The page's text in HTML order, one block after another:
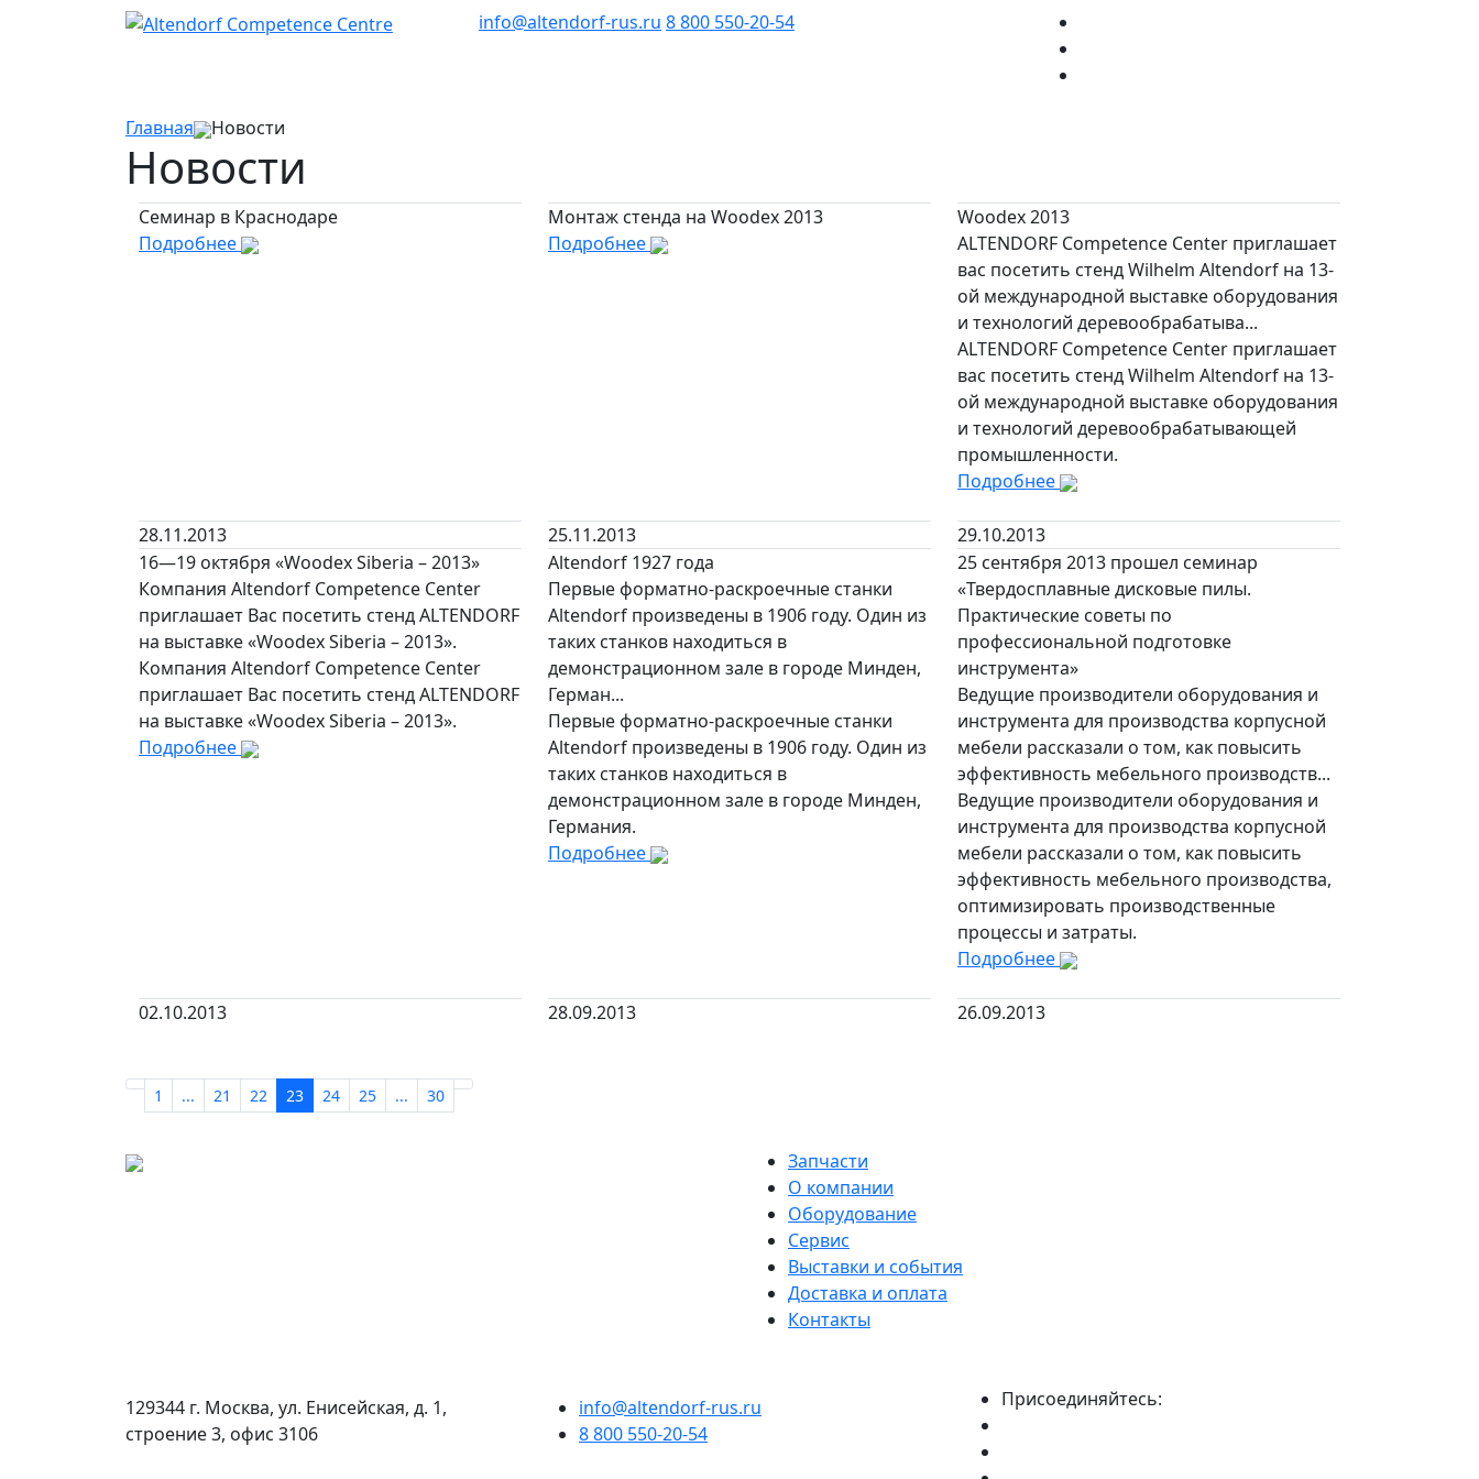
info@altendorf-rus.ru 8 800 550-20-54
Главная Новости
Новости
Семинар в Краснодаре
Подробнее
28.11.2013
Монтаж стенда на Woodex 2013
Подробнее
25.11.2013
Woodex 2013
ALTENDORF Competence Center приглашает
вас посетить стенд Wilhelm Altendorf на 13-
ой международной выставке оборудования
и технологий деревообрабатыва...
ALTENDORF Competence Center приглашает
вас посетить стенд Wilhelm Altendorf на 13-
ой международной выставке оборудования
и технологий деревообрабатывающей
промышленности.
Подробнее
29.10.2013
16—19 октября «Woodex Siberia – 2013»
Компания Altendorf Competence Center
приглашает Вас посетить стенд ALTENDORF
на выставке «Woodex Siberia – 2013».
Компания Altendorf Competence Center
приглашает Вас посетить стенд ALTENDORF
на выставке «Woodex Siberia – 2013».
Подробнее
02.10.2013
Altendorf 1927 года
Первые форматно-раскроечные станки
Altendorf произведены в 1906 году. Один из
таких станков находиться в
демонстрационном зале в городе Минден,
Герман...
Первые форматно-раскроечные станки
Altendorf произведены в 1906 году. Один из
таких станков находиться в
демонстрационном зале в городе Минден,
Германия.
Подробнее
28.09.2013
25 сентября 2013 прошел семинар
«Твердосплавные дисковые пилы.
Практические советы по
профессиональной подготовке
инструмента»
Ведущие производители оборудования и
инструмента для производства корпусной
мебели рассказали о том, как повысить
эффективность мебельного производств...
Ведущие производители оборудования и
инструмента для производства корпусной
мебели рассказали о том, как повысить
эффективность мебельного производства,
оптимизировать производственные
процессы и затраты.
Подробнее
26.09.2013
1 ... 21 22 23 24 25 ... 30
Запчасти
О компании
Оборудование
Сервис
Выставки и события
Доставка и оплата
Контакты
129344 г. Москва, ул. Енисейская, д. 1,
строение 3, офис 3106
info@altendorf-rus.ru
8 800 550-20-54
Присоединяйтесь: